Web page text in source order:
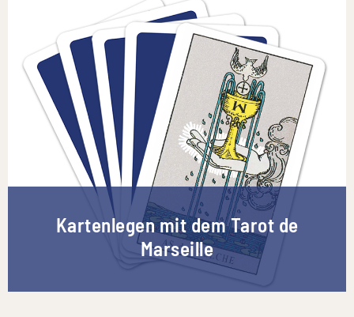
Kartenlegen mit dem Tarot de
Marseille